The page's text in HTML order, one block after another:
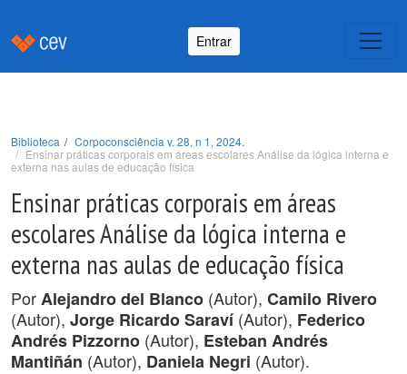
Entrar
Biblioteca
Corpoconsciência v. 28, n 1, 2024.
Ensinar práticas corporais em áreas escolares Análise da lógica interna e
externa nas aulas de educação física
Ensinar práticas corporais em áreas
escolares Análise da lógica interna e
externa nas aulas de educação física
PorAlejandro del Blanco (Autor), Camilo Rivero
(Autor), Jorge Ricardo Saraví (Autor), Federico
Andrés Pizzorno (Autor), Esteban Andrés
Mantiñán (Autor), Daniela Negri (Autor).